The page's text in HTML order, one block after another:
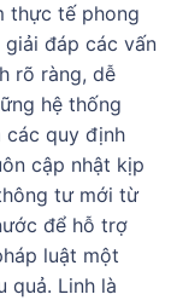
thực tế phong
giải đáp các vấn
rõ ràng, dễ
hệ thống
các quy định
cập nhật kịp
tư mới từ
để hỗ trợ
luật một
quả. Linh là